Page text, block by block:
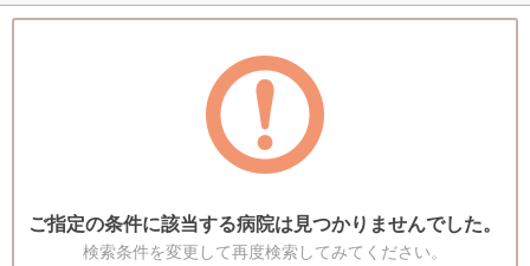
ご指定の条件に該当する病院は見つかりませんでした。
検索条件を変更して再度検索してみてください。